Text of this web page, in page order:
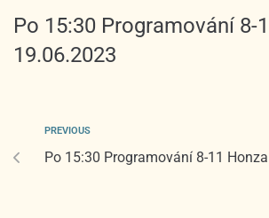
Po 15:30 Programování 8-
19.06.2023
PREVIOUS
Po 15:30 Programování 8-11